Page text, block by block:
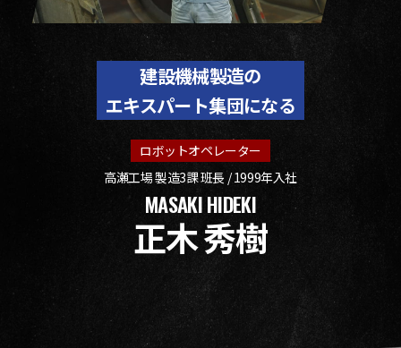
建設機械製造の
エキスパート集団になる
ロボットオペレーター
高瀬工場 製造3課 班長 / 1999年入社
MASAKI HIDEKI
正木 秀樹